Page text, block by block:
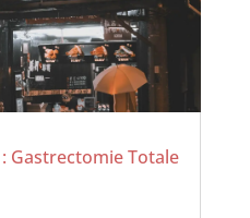
: Gastrectomie Totale